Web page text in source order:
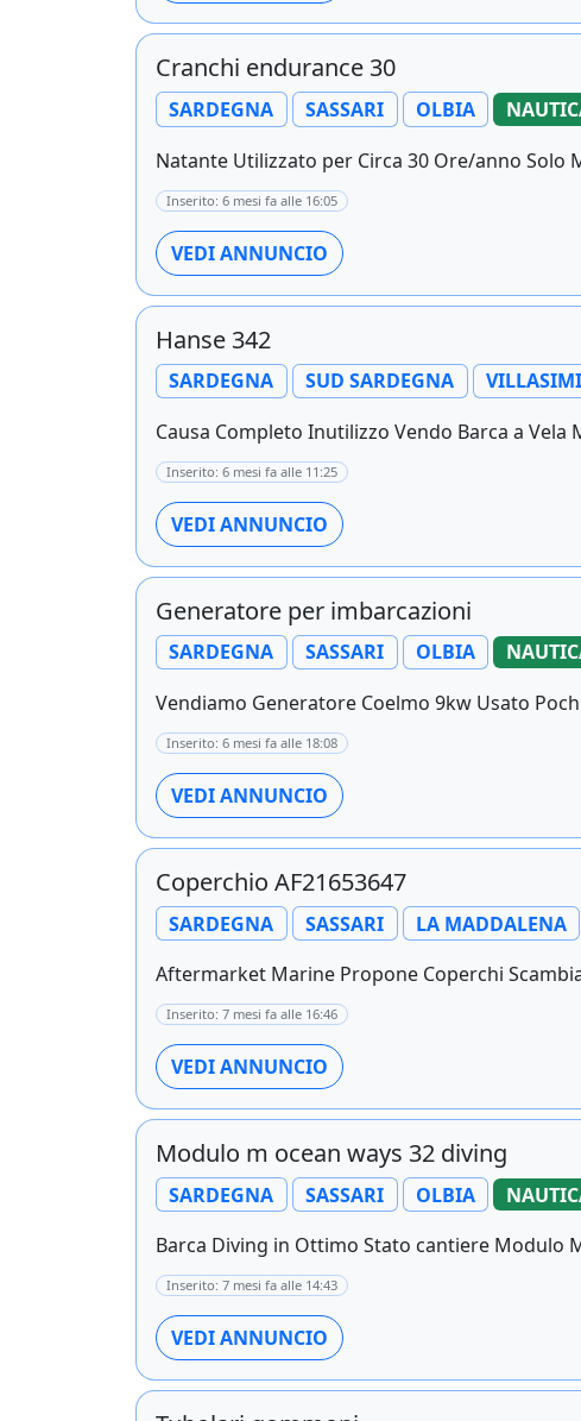
Cranchi endurance 30
SARDEGNA SASSARI OLBIA
Natante Utilizzato per Circa 30 Ore/anno Solo
Inserito: 6 mesi fa alle 16:05
VEDI ANNUNCIO
Hanse 342
SARDEGNA SUD SARDEGNA
Causa Completo Inutilizzo Vendo Barca a Vela
Inserito: 6 mesi fa alle 11:25
VEDI ANNUNCIO
Generatore per imbarcazioni
SARDEGNA SASSARI OLBIA
Vendiamo Generatore Coelmo 9kw Usato
Inserito: 6 mesi fa alle 18:08
VEDI ANNUNCIO
Coperchio AF21653647
SARDEGNA SASSARI LA MADDALENA
Aftermarket Marine Propone Coperchi
Inserito: 7 mesi fa alle 16:46
VEDI ANNUNCIO
Modulo m ocean ways 32 diving
SARDEGNA SASSARI OLBIA
Barca Diving in Ottimo Stato cantiere Modulo
Inserito: 7 mesi fa alle 14:43
VEDI ANNUNCIO